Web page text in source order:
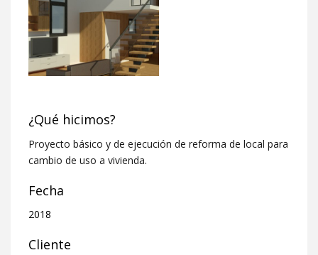
¿Qué hicimos?
Proyecto básico y de ejecución de reforma de local para
cambio de uso a vivienda.
Fecha
2018
Cliente